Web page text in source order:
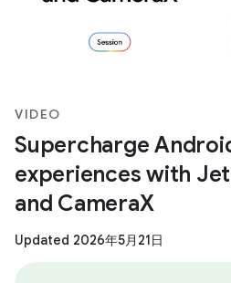
VIDEO
Supercharge
experiences with
and CameraX
Updated 2026年5月21日